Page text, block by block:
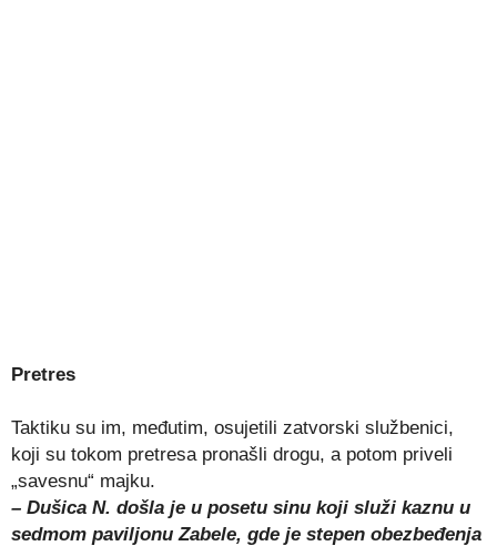
Pretres
Taktiku su im, međutim, osujetili zatvorski službenici,
koji su tokom pretresa pronašli drogu, a potom priveli
„savesnu“ majku.
– Dušica N. došla je u posetu sinu koji služi kaznu u
sedmom paviljonu Zabele, gde je stepen obezbeđenja